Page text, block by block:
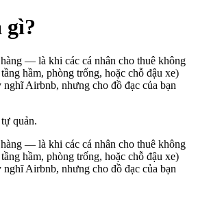
gì?
— là khi các cá nhân cho thuê không
hầm, phòng trống, hoặc chỗ đậu xe)
Airbnb, nhưng cho đồ đạc của bạn
quản.
— là khi các cá nhân cho thuê không
hầm, phòng trống, hoặc chỗ đậu xe)
Airbnb, nhưng cho đồ đạc của bạn